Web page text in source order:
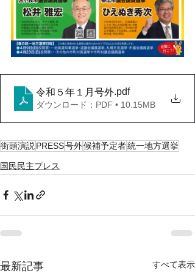
令和５年１月号外.pdf
ダウンロード：PDF • 10.15MB
街頭演説 PRESS号外候補予定者統一地方選挙
国民民主プレス
最新記事 すべて表示